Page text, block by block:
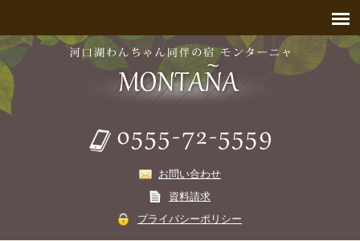
お問い合わせ
資料請求
プライバシーポリシー